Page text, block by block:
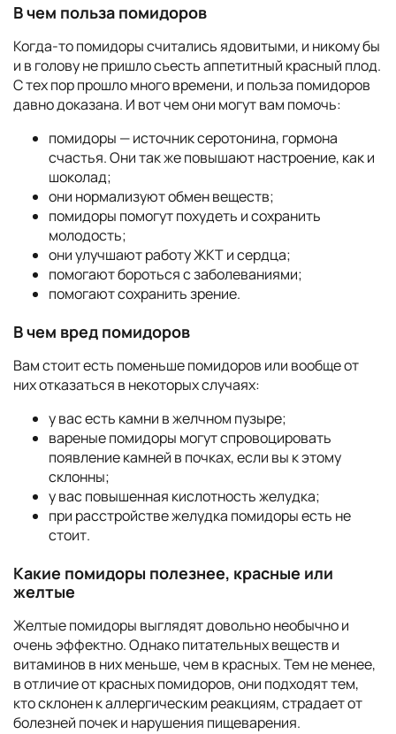
В чем польза помидоров
Когда-то помидоры считались ядовитыми, и никому бы
и в голову не пришло съесть аппетитный красный плод.
С тех пор прошло много времени, и польза помидоров
давно доказана. И вот чем они могут вам помочь:
помидоры — источник серотонина, гормона
счастья. Они так же повышают настроение, как и
шоколад;
они нормализуют обмен веществ;
помидоры помогут похудеть и сохранить
молодость;
они улучшают работу ЖКТ и сердца;
помогают бороться с заболеваниями;
помогают сохранить зрение.
В чем вред помидоров
Вам стоит есть поменьше помидоров или вообще от
них отказаться в некоторых случаях:
у вас есть камни в желчном пузыре;
вареные помидоры могут спровоцировать
появление камней в почках, если вы к этому
склонны;
у вас повышенная кислотность желудка;
при расстройстве желудка помидоры есть не
стоит.
Какие помидоры полезнее, красные или
желтые
Желтые помидоры выглядят довольно необычно и
очень эффектно. Однако питательных веществ и
витаминов в них меньше, чем в красных. Тем не менее,
в отличие от красных помидоров, они подходят тем,
кто склонен к аллергическим реакциям, страдает от
болезней почек и нарушения пищеварения.